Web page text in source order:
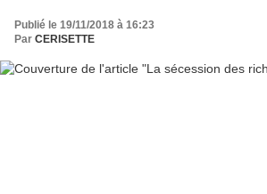
Publié le 19/11/2018 à 16:23
Par CERISETTE